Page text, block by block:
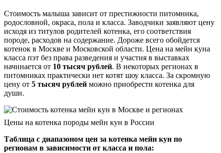
Стоимость малыша зависит от престижности питомника,
родословной, окраса, пола и класса. Заводчики заявляют цену
исходя из титулов родителей котенка, его соответствия
породе, расходов на содержание. Дороже всего обойдется
котенок в Москве и Московской области. Цена на мейн куна
класса пэт без права разведения и участия в выставках
начинается от 10 тысяч рублей. В некоторых регионах в
питомниках практически нет котят шоу класса. За скромную
цену от 5 тысяч рублей можно приобрести котенка для
души.
Цены на котенка породы мейн кун в России
Таблица с диапазоном цен за котенка мейн кун по
регионам в зависимости от класса и пола: